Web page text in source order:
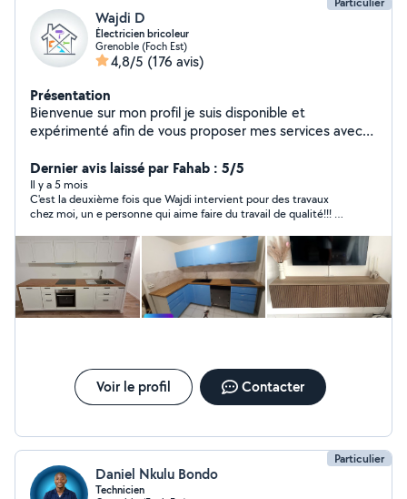
Wajdi D
Électricien bricoleur
Grenoble (Foch Est)
4,8/5 (176 avis)
Présentation
Bienvenue sur mon profil je suis disponible et
expérimenté afin de vous proposer mes services avec
Dernier avis laissé par Fahab : 5/5
Il y a 5 mois
C'est la deuxième fois que Wajdi intervient pour des travaux
chez moi, un e personne qui aime faire du travail de qualité!!! Je
Voir le profil Contacter
Particulier
Daniel Nkulu Bondo
Technicien